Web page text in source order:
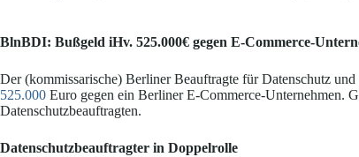
BlnBDI: Bußgeld iHv. 525.000€ gegen E-Commerce-
Der (kommissarische) Berliner Beauftragte für Datenschutz
525.000 Euro gegen ein Berliner E-Commerce-Unternehmen.
Datenschutzbeauftragten.
Datenschutzbeauftragter in Doppelrolle